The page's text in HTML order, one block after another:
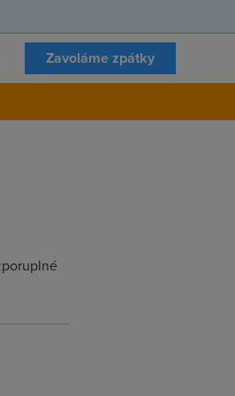
Zavoláme zpátky